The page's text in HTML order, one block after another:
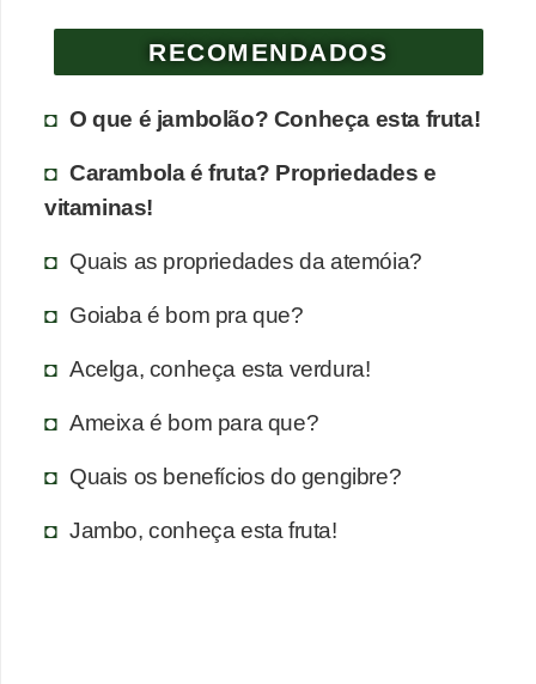
RECOMENDADOS
O que é jambolão? Conheça esta fruta!
Carambola é fruta? Propriedades e
vitaminas!
Quais as propriedades da atemóia?
Goiaba é bom pra que?
Acelga, conheça esta verdura!
Ameixa é bom para que?
Quais os benefícios do gengibre?
Jambo, conheça esta fruta!